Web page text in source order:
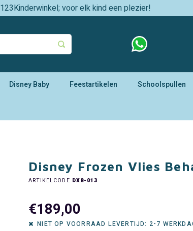
123Kinderwinkel; voor elk kind een plezier!
Disney Baby Feestartikelen Schoolspullen
Disney Frozen Vlies
ARTIKELCODE DX8-013
€189,00
NIET OP VOORRAAD LEVERTIJD: 2-7